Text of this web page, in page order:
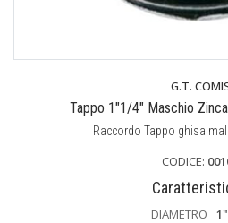
G.T.
Tappo 1"1/4" Maschio
Raccordo Tappo ghisa
CODICE:
DIAMETRO